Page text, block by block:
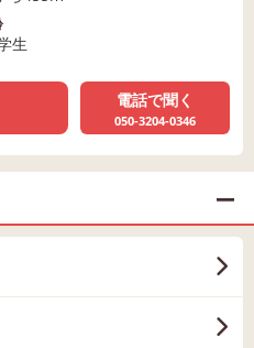
生
電話で聞く
050-3204-0346